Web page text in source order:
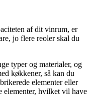
af dit vinrum, er
jo flere reoler skal du
typer og materialer, og
køkkener, så kan du
elementer eller
elementer, hvilket vil have